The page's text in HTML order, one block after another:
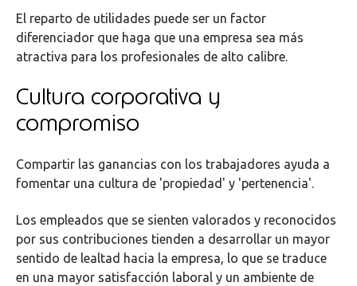
El reparto de utilidades puede ser un factor
diferenciador que haga que una empresa sea más
atractiva para los profesionales de alto calibre.
Cultura corporativa y
compromiso
Compartir las ganancias con los trabajadores ayuda a
fomentar una cultura de 'propiedad' y 'pertenencia'.
Los empleados que se sienten valorados y reconocidos
por sus contribuciones tienden a desarrollar un mayor
sentido de lealtad hacia la empresa, lo que se traduce
en una mayor satisfacción laboral y un ambiente de